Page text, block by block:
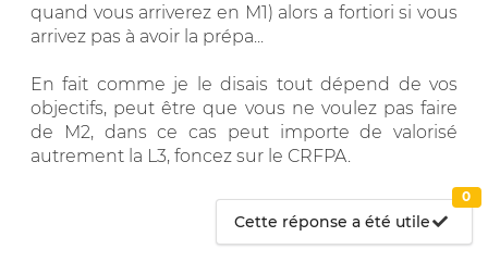
quand vous arriverez en M1) alors a fortiori si vous
arrivez pas à avoir la prépa...
En fait comme je le disais tout dépend de vos
objectifs, peut être que vous ne voulez pas faire
de M2, dans ce cas peut importe de valorisé
autrement la L3, foncez sur le CRFPA.
Cette réponse a été utile
0